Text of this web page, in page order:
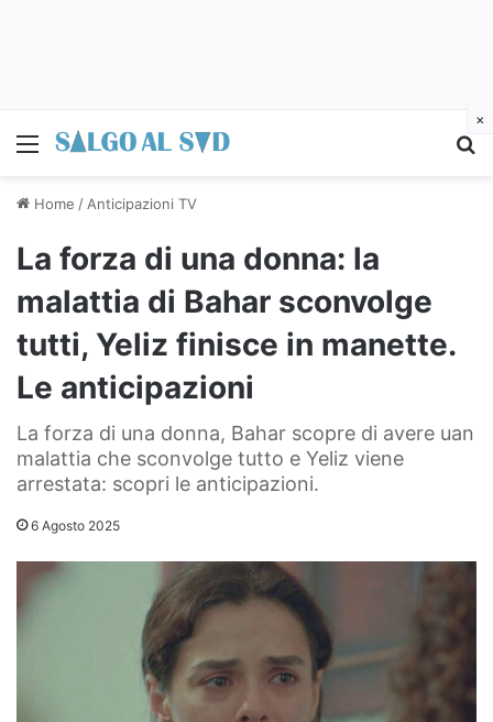
Menu
Home / Anticipazioni TV
La forza di una donna: la
malattia di Bahar sconvolge
tutti, Yeliz finisce in manette.
Le anticipazioni
La forza di una donna, Bahar scopre di avere uan
malattia che sconvolge tutto e Yeliz viene
arrestata: scopri le anticipazioni.
6 Agosto 2025
×